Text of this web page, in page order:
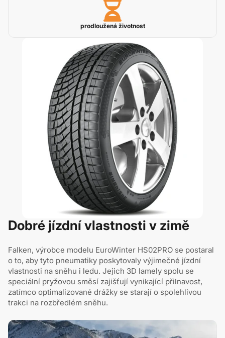
prodloužená životnost
Dobré jízdní vlastnosti v zimě
Falken, výrobce modelu EuroWinter HS02PRO se postaral
o to, aby tyto pneumatiky poskytovaly výjimečné jízdní
vlastnosti na sněhu i ledu. Jejich 3D lamely spolu se
speciální pryžovou směsí zajišťují vynikající přilnavost,
zatímco optimalizované drážky se starají o spolehlivou
trakci na rozbředlém sněhu.